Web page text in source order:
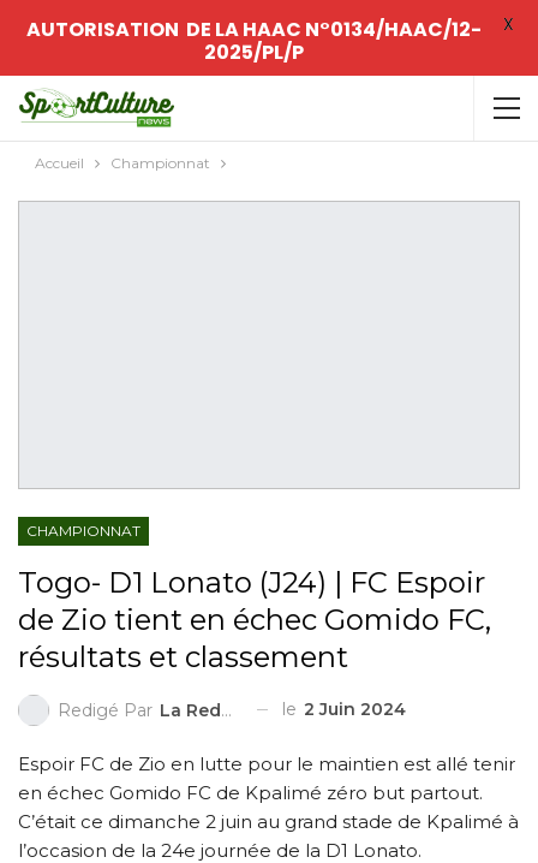
Accueil Championnat
CHAMPIONNAT
Togo- D1 Lonato (J24) | FC Espoir
de Zio tient en échec Gomido FC,
résultats et classement
Redigé Par La Redaction le 2 Juin 2024
Espoir FC de Zio en lutte pour le maintien est allé tenir
en échec Gomido FC de Kpalimé zéro but partout.
C’était ce dimanche 2 juin au grand stade de Kpalimé à
l’occasion de la 24e journée de la D1 Lonato.
AUTORISATION DE LA HAAC N°0134/HAAC/12-
2025/PL/P
X